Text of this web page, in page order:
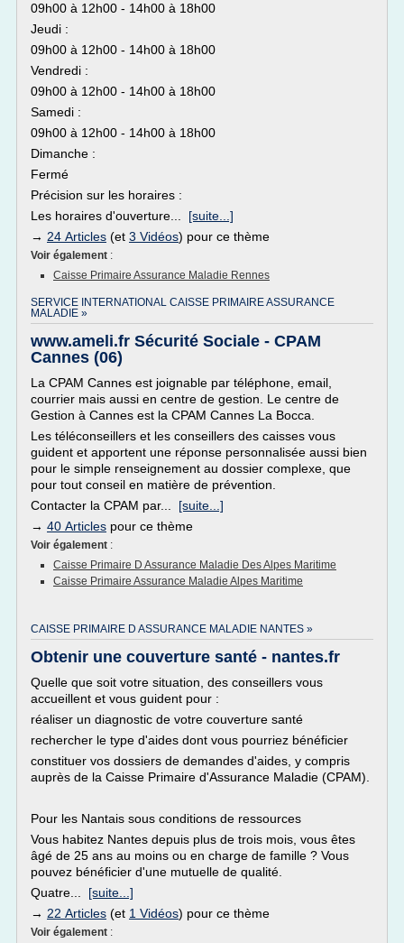
09h00 à 12h00 - 14h00 à 18h00
Jeudi :
09h00 à 12h00 - 14h00 à 18h00
Vendredi :
09h00 à 12h00 - 14h00 à 18h00
Samedi :
09h00 à 12h00 - 14h00 à 18h00
Dimanche :
Fermé
Précision sur les horaires :
Les horaires d'ouverture... [suite...]
→ 24 Articles (et 3 Vidéos) pour ce thème
Voir également :
Caisse Primaire Assurance Maladie Rennes
SERVICE INTERNATIONAL CAISSE PRIMAIRE ASSURANCE
MALADIE »
www.ameli.fr Sécurité Sociale - CPAM
Cannes (06)
La CPAM Cannes est joignable par téléphone, email,
courrier mais aussi en centre de gestion. Le centre de
Gestion à Cannes est la CPAM Cannes La Bocca.
Les téléconseillers et les conseillers des caisses vous
guident et apportent une réponse personnalisée aussi bien
pour le simple renseignement au dossier complexe, que
pour tout conseil en matière de prévention.
Contacter la CPAM par... [suite...]
→ 40 Articles pour ce thème
Voir également :
Caisse Primaire D Assurance Maladie Des Alpes Maritime
Caisse Primaire Assurance Maladie Alpes Maritime
CAISSE PRIMAIRE D ASSURANCE MALADIE NANTES »
Obtenir une couverture santé - nantes.fr
Quelle que soit votre situation, des conseillers vous
accueillent et vous guident pour :
réaliser un diagnostic de votre couverture santé
rechercher le type d'aides dont vous pourriez bénéficier
constituer vos dossiers de demandes d'aides, y compris
auprès de la Caisse Primaire d'Assurance Maladie (CPAM).
Pour les Nantais sous conditions de ressources
Vous habitez Nantes depuis plus de trois mois, vous êtes
âgé de 25 ans au moins ou en charge de famille ? Vous
pouvez bénéficier d'une mutuelle de qualité.
Quatre... [suite...]
→ 22 Articles (et 1 Vidéos) pour ce thème
Voir également :